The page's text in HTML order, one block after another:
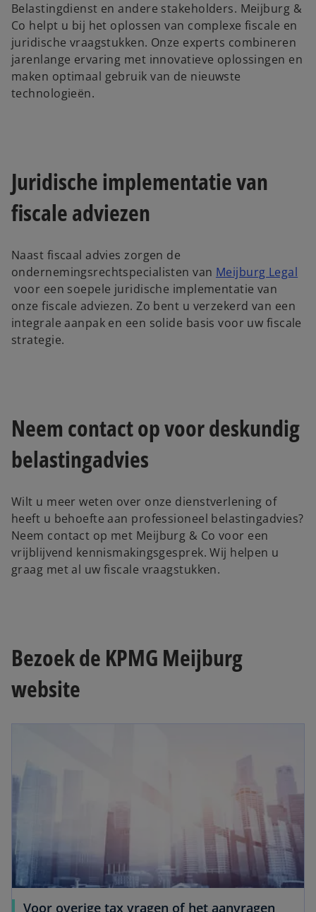
Belastingdienst en andere stakeholders. Meijburg &
Co helpt u bij het oplossen van complexe fiscale en
juridische vraagstukken. Onze experts combineren
jarenlange ervaring met innovatieve oplossingen en
maken optimaal gebruik van de nieuwste
technologieën.
Juridische implementatie van
fiscale adviezen
Naast fiscaal advies zorgen de
ondernemingsrechtspecialisten van Meijburg Legal
o
p
e
n
n
e
w
b
voor een soepele juridische implementatie van
onze fiscale adviezen. Zo bent u verzekerd van een
integrale aanpak en een solide basis voor uw fiscale
strategie.
Neem contact op voor deskundig
belastingadvies
Wilt u meer weten over onze dienstverlening of
heeft u behoefte aan professioneel belastingadvies?
Neem contact op met Meijburg & Co voor een
vrijblijvend kennismakingsgesprek. Wij helpen u
graag met al uw fiscale vraagstukken.
Bezoek de KPMG Meijburg
website
Voor overige tax vragen of het aanvragen
opens in a new tab